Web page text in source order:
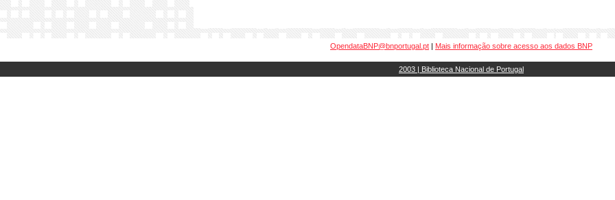
OpendataBNP@bnportugal.pt | Mais informação sobre acesso aos dados BNP
2003 | Biblioteca Nacional de Portugal